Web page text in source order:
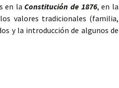
en la Constitución de 1876, en la
valores tradicionales (familia,
y la introducción de algunos de